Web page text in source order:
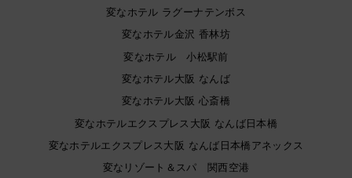
変なホテル ラグーナテンボス
変なホテル金沢 香林坊
変なホテル 小松駅前
変なホテル大阪 なんば
変なホテル大阪 心斎橋
変なホテルエクスプレス大阪 なんば日本橋
変なホテルエクスプレス大阪 なんば日本橋アネックス
変なリゾート＆スパ 関西空港